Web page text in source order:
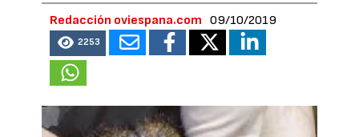
Redacción oviespana.com 09/10/2019
2253